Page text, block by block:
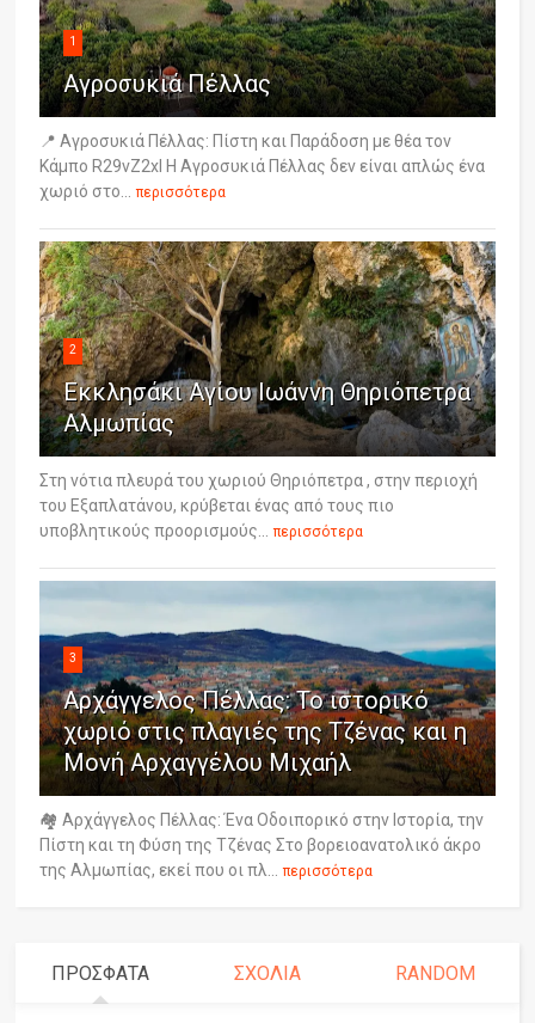
1
Αγροσυκιά Πέλλας
📍 Αγροσυκιά Πέλλας: Πίστη και Παράδοση με θέα τον
Κάμπο R29vZ2xl Η Αγροσυκιά Πέλλας δεν είναι απλώς ένα
χωριό στο... περισσότερα
2
Εκκλησάκι Αγίου Ιωάννη Θηριόπετρα
Αλμωπίας
Στη νότια πλευρά του χωριού Θηριόπετρα , στην περιοχή
του Εξαπλατάνου, κρύβεται ένας από τους πιο
υποβλητικούς προορισμούς... περισσότερα
3
Αρχάγγελος Πέλλας: Το ιστορικό
χωριό στις πλαγιές της Τζένας και η
Μονή Αρχαγγέλου Μιχαήλ
🏘️ Αρχάγγελος Πέλλας: Ένα Οδοιπορικό στην Ιστορία, την
Πίστη και τη Φύση της Τζένας Στο βορειοανατολικό άκρο
της Αλμωπίας, εκεί που οι πλ... περισσότερα
ΠΡΟΣΦΑΤΑ ΣΧΟΛΙΑ RANDOM